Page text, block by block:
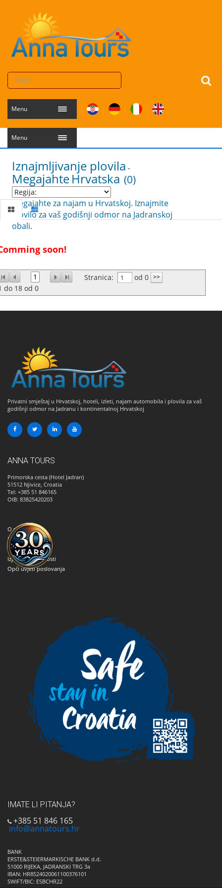
Menu
Menu
Iznajmljivanje plovila -
MegajahteHrvatska (0)
Megajahte za najam u Hrvatskoj. Iznajmite
plovilo za vaš godišnji odmor na Jadranskoj
obali.
soon!
1 Stranica:
od 0
do 18 od 0
Privatni smještaj u Hrvatskoj, hoteli, izleti, najam automobila i plovila za vaš
godišnji odmor na Jadranu i kontinentalnoj Hrvatskoj
ANNA TOURS
Primorska cesta (Hotel Jadran)
51512 Njivice, Croatia
Tel: +385 51 846165
OIB: 83825420203
O nama
Kako rezervirati
Kontaktirajte nas
Izjava o privatnosti
Opći uvjeti poslovanja
IMATE LI PITANJA?
+385 51 846 165
info@annatours.hr
BANK
ERSTE&STEIERMARKISCHE BANK d.d.
51000 RIJEKA, JADRANSKI TRG 3a
IBAN: HR8524020061100376101
SWIFT/BIC: ESBCHR22